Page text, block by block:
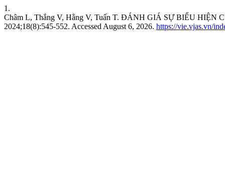
1.
Châm L, Thắng V, Hằng V, Tuấn T. ĐÁNH GIÁ SỰ BIỂU
2024;18(8):545-552. Accessed August 6, 2026. https://vie.vjas.vn/